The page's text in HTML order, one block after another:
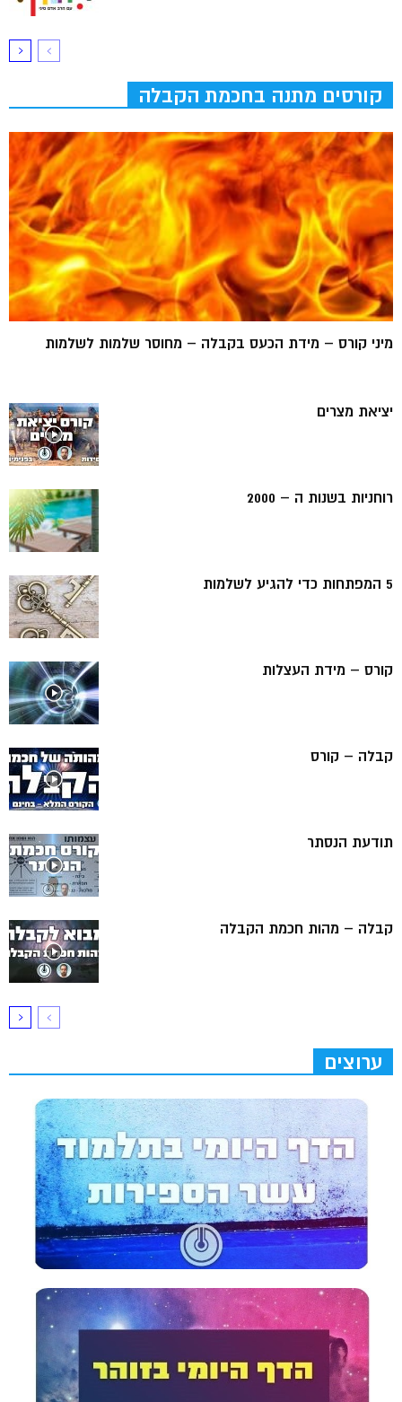
קורסים מתנה בחכמת הקבלה
מיני קורס – מידת הכעס בקבלה – מחוסר שלמות לשלמות
יציאת מצרים
רוחניות בשנות ה – 2000
5 המפתחות כדי להגיע לשלמות
קורס – מידת העצלות
קבלה – קורס
תודעת הנסתר
קבלה – מהות חכמת הקבלה
ערוצים